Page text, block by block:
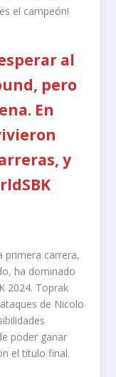
al
pero
En
y
primera carrera,
ha dominado
2024. Toprak
de Nicolo
poder ganar
el título final.